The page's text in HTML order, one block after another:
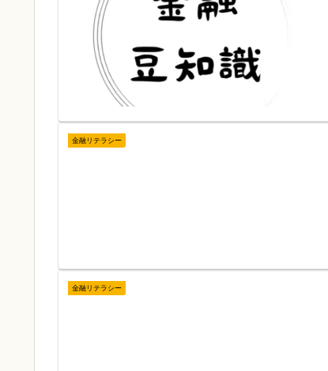
金融リテラシー
金融リテラシー